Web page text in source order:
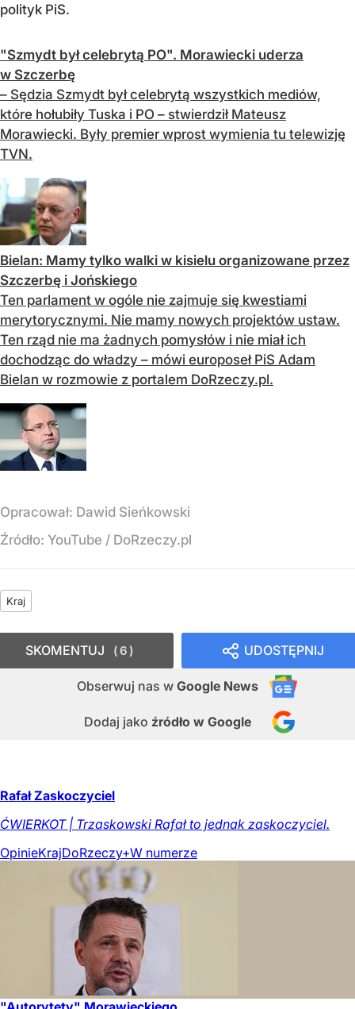
polityk PiS.
"Szmydt był celebrytą PO". Morawiecki uderza
w Szczerbę
– Sędzia Szmydt był celebrytą wszystkich mediów,
które hołubiły Tuska i PO – stwierdził Mateusz
Morawiecki. Były premier wprost wymienia tu telewizję
TVN.
Bielan: Mamy tylko walki w kisielu organizowane przez
Szczerbę i Jońskiego
Ten parlament w ogóle nie zajmuje się kwestiami
merytorycznymi. Nie mamy nowych projektów ustaw.
Ten rząd nie ma żadnych pomysłów i nie miał ich
dochodząc do władzy – mówi europoseł PiS Adam
Bielan w rozmowie z portalem DoRzeczy.pl.
Opracował: Dawid Sieńkowski
Źródło: YouTube / DoRzeczy.pl
Kraj
UDOSTĘPNIJ
Obserwuj nas w Google News
Dodaj jako źródło w Google
SKOMENTUJ 6
Rafał Zaskoczyciel
ĆWIERKOT | Trzaskowski Rafał to jednak zaskoczyciel.
OpinieKrajDoRzeczy+W numerze